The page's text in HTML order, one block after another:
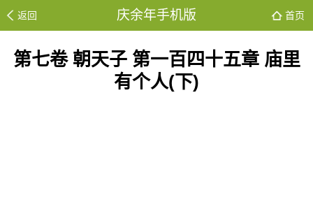
返回 庆余年手机版 首页
第七卷 朝天子 第一百四十五章 庙里
有个人(下)